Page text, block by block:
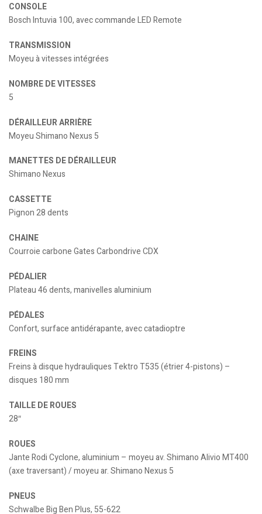
CONSOLE
Bosch Intuvia 100, avec commande LED Remote
TRANSMISSION
Moyeu à vitesses intégrées
NOMBRE DE VITESSES
5
DÉRAILLEUR ARRIÈRE
Moyeu Shimano Nexus 5
MANETTES DE DÉRAILLEUR
Shimano Nexus
CASSETTE
Pignon 28 dents
CHAINE
Courroie carbone Gates Carbondrive CDX
PÉDALIER
Plateau 46 dents, manivelles aluminium
PÉDALES
Confort, surface antidérapante, avec catadioptre
FREINS
Freins à disque hydrauliques Tektro T535 (étrier 4-pistons) –
disques 180 mm
TAILLE DE ROUES
28″
ROUES
Jante Rodi Cyclone, aluminium – moyeu av. Shimano Alivio MT400
(axe traversant) / moyeu ar. Shimano Nexus 5
PNEUS
Schwalbe Big Ben Plus, 55-622